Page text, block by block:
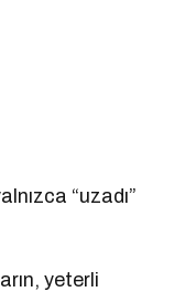
“uzadı”
yeterli